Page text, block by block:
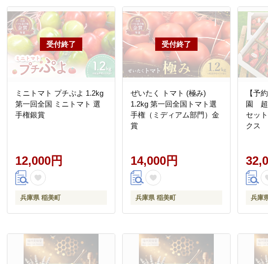
ミニトマト プチぷよ 1.2kg
第一回全国 ミニトマト 選
手権銀賞
12,000円
兵庫県 稲美町
ぜいたく トマト (極み)
1.2kg 第一回全国トマト選
手権（ミディアム部門）金
賞
14,000円
兵庫県 稲美町
【予
園 超
セッ
クス
兵庫